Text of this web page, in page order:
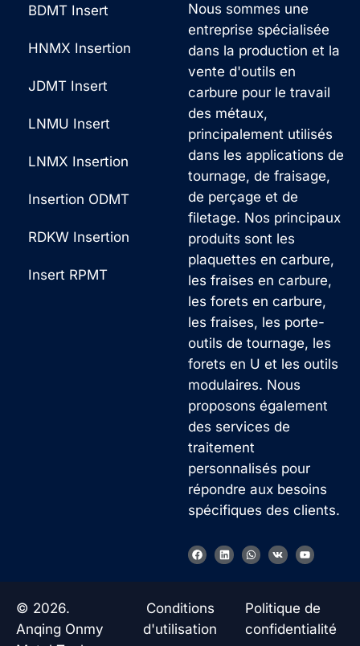
Nous sommes une
entreprise spécialisée
dans la production et la
vente d'outils en
carbure pour le travail
des métaux,
principalement utilisés
dans les applications de
tournage, de fraisage,
de perçage et de
filetage. Nos principaux
produits sont les
plaquettes en carbure,
les fraises en carbure,
les forets en carbure,
les fraises, les porte-
outils de tournage, les
forets en U et les outils
modulaires. Nous
proposons également
des services de
traitement
personnalisés pour
répondre aux besoins
spécifiques des clients.
F
a
o
k
L
i
W
h
a
p
V
k
Y
o
e
BDMT Insert
HNMX Insertion
JDMT Insert
LNMU Insert
LNMX Insertion
Insertion ODMT
RDKW Insertion
Insert RPMT
© 2026.
Anqing Onmy
Conditions
d'utilisation
Politique de
confidentialité